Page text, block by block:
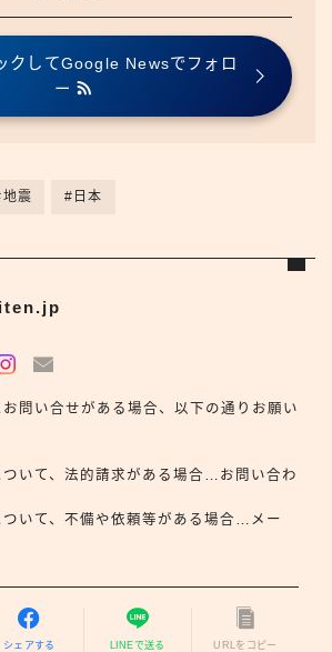
クしてGoogle Newsでフォロ
ー
震 #日本
問い合せがある場合、以下の通りお願い
いて、法的請求がある場合…お問い合わ
いて、不備や依頼等がある場合…メー
シェアする LINEで送る URLをコピー